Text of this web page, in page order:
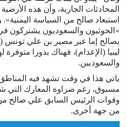
المحادثات الجارية، وأن هذه
استبعاد صالح من السياسة
«الحوثيون والسعوديون يشتركون
بصالح إما عبر مصير بن علي تونس
ليبيا (الإعدام)، فهناك بذورا متوفرة
والسعوديين.
ياتي هذا في وقت تشهد فيه المناطق
مسبوق، رغم ضراوة المعارك التي
وقوات الرئيس السابق علي صالح
من جهة أخرى.